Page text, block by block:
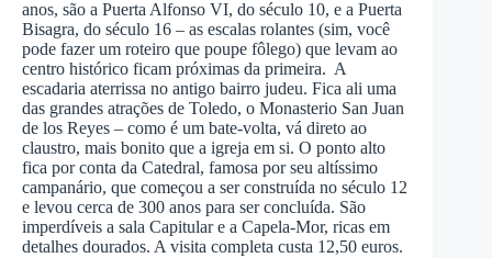
anos, são a Puerta Alfonso VI, do século 10, e a Puerta
Bisagra, do século 16 – as escalas rolantes (sim, você
pode fazer um roteiro que poupe fôlego) que levam ao
centro histórico ficam próximas da primeira. A
escadaria aterrissa no antigo bairro judeu. Fica ali uma
das grandes atrações de Toledo, o Monasterio San Juan
de los Reyes – como é um bate-volta, vá direto ao
claustro, mais bonito que a igreja em si. O ponto alto
fica por conta da Catedral, famosa por seu altíssimo
campanário, que começou a ser construída no século 12
e levou cerca de 300 anos para ser concluída. São
imperdíveis a sala Capitular e a Capela-Mor, ricas em
detalhes dourados. A visita completa custa 12,50 euros.